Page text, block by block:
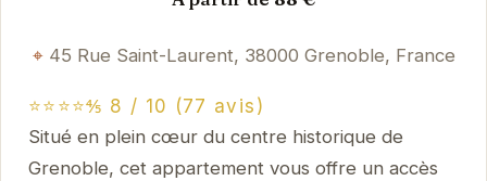
45 Rue Saint-Laurent, 38000 Grenoble, France
⭐⭐⭐⭐⅘ 8 / 10 (77 avis)
Situé en plein cœur du centre historique de
Grenoble, cet appartement vous offre un accès